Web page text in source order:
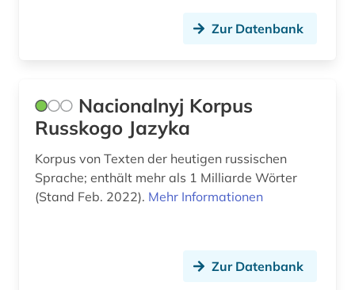
kunst (4)
landeskunde (1)
Zur Datenbank
Nacionalnyj Korpus
Russkogo Jazyka
Korpus von Texten der heutigen russischen
Sprache; enthält mehr als 1 Milliarde Wörter
(Stand Feb. 2022). Mehr Informationen
Zur Datenbank